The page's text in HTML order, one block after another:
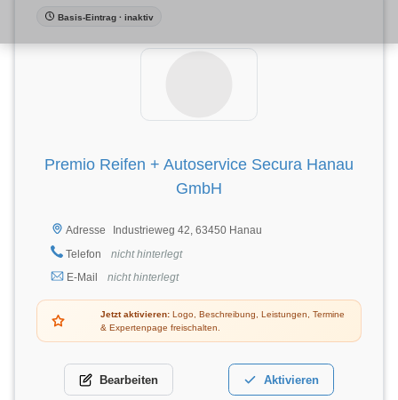
Basis-Eintrag · inaktiv
Premio Reifen + Autoservice Secura Hanau
GmbH
Adresse
Industrieweg 42, 63450 Hanau
Telefon
nicht hinterlegt
E-Mail
nicht hinterlegt
Jetzt aktivieren: Logo, Beschreibung, Leistungen, Termine
& Expertenpage freischalten.
Bearbeiten Aktivieren